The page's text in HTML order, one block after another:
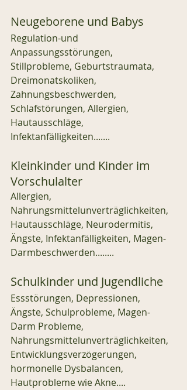
Neugeborene und Babys
Regulation-und
Anpassungsstörungen,
Stillprobleme, Geburtstraumata,
Dreimonatskoliken,
Zahnungsbeschwerden,
Schlafstörungen, Allergien,
Hautausschläge,
Infektanfälligkeiten.......
Kleinkinder und Kinder im
Vorschulalter
Allergien,
Nahrungsmittelunverträglichkeiten,
Hautausschläge, Neurodermitis,
Ängste, Infektanfälligkeiten, Magen-
Darmbeschwerden........
Schulkinder und Jugendliche
Essstörungen, Depressionen,
Ängste, Schulprobleme, Magen-
Darm Probleme,
Nahrungsmittelunverträglichkeiten,
Entwicklungsverzögerungen,
hormonelle Dysbalancen,
Hautprobleme wie Akne....